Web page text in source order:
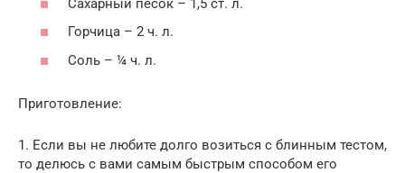
Сахарный песок – 1,5 ст. л.
Горчица – 2 ч. л.
Соль – ¼ ч. л.
Приготовление:
1. Если вы не любите долго возиться с блинным тестом,
то делюсь с вами самым быстрым способом его